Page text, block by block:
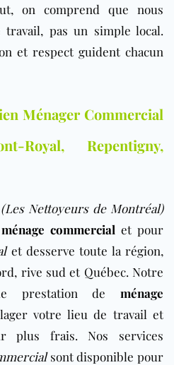
on comprend que nous
pas un simple local.
et respect guident chacun
Ménager Commercial
Royal, Repentigny,
Nettoyeurs de Montréal)
commercial et pour
et desserve toute la région,
rive sud et Québec. Notre
prestation de ménage
votre lieu de travail et
plus frais. Nos services
sont disponible pour